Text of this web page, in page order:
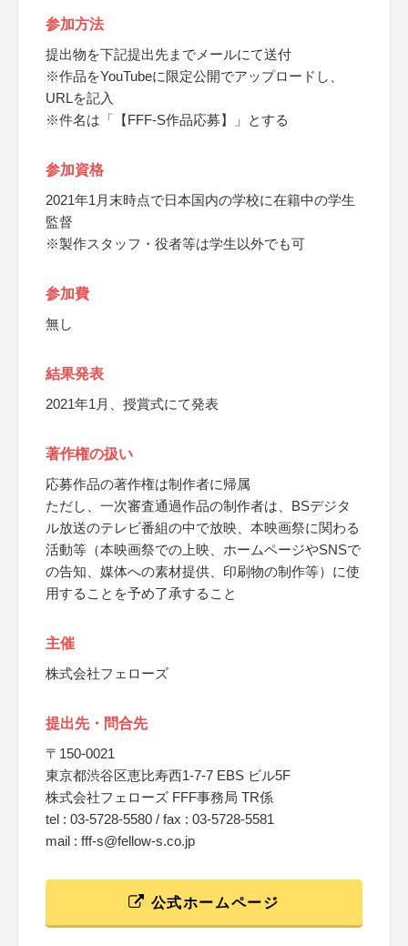
参加方法
提出物を下記提出先までメールにて送付
※作品をYouTubeに限定公開でアップロードし、
URLを記入
※件名は「【FFF-S作品応募】」とする
参加資格
2021年1月末時点で日本国内の学校に在籍中の学生
監督
※製作スタッフ・役者等は学生以外でも可
参加費
無し
結果発表
2021年1月、授賞式にて発表
著作権の扱い
応募作品の著作権は制作者に帰属
ただし、一次審査通過作品の制作者は、BSデジタ
ル放送のテレビ番組の中で放映、本映画祭に関わる
活動等（本映画祭での上映、ホームページやSNSで
の告知、媒体への素材提供、印刷物の制作等）に使
用することを予め了承すること
主催
株式会社フェローズ
提出先・問合先
〒150-0021
東京都渋谷区恵比寿西1-7-7 EBS ビル5F
株式会社フェローズ FFF事務局 TR係
tel : 03-5728-5580 / fax : 03-5728-5581
mail : fff-s@fellow-s.co.jp
公式ホームページ